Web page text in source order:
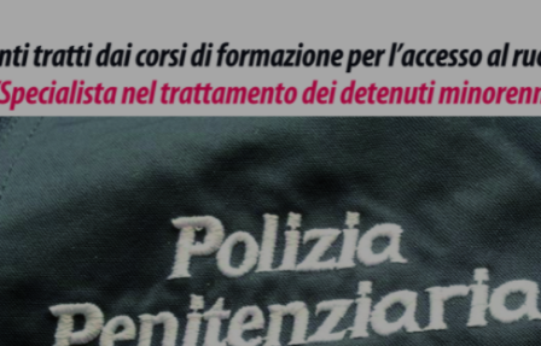
Sonia Moretti
Psicologo clinico forense, psicoterapeuta